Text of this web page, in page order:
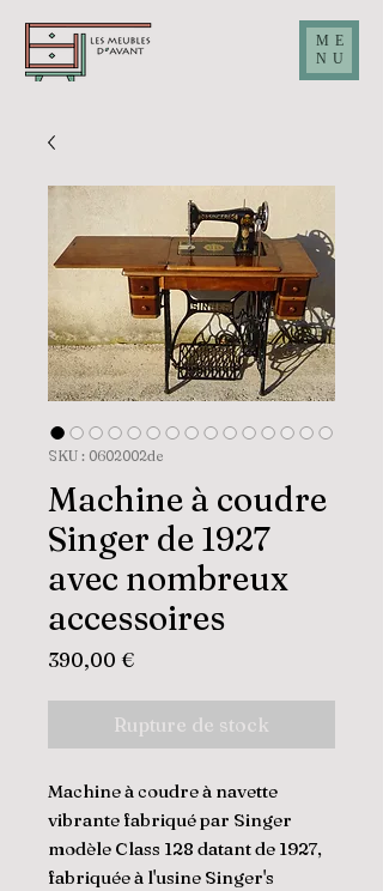
ME
NU
SKU : 0602002de
Machine à coudre
Singer de 1927
avec nombreux
accessoires
390,00 €Prix
Rupture de stock
Machine à coudre à navette
vibrante fabriqué par Singer
modèle Class 128 datant de 1927,
fabriquée à l'usine Singer's